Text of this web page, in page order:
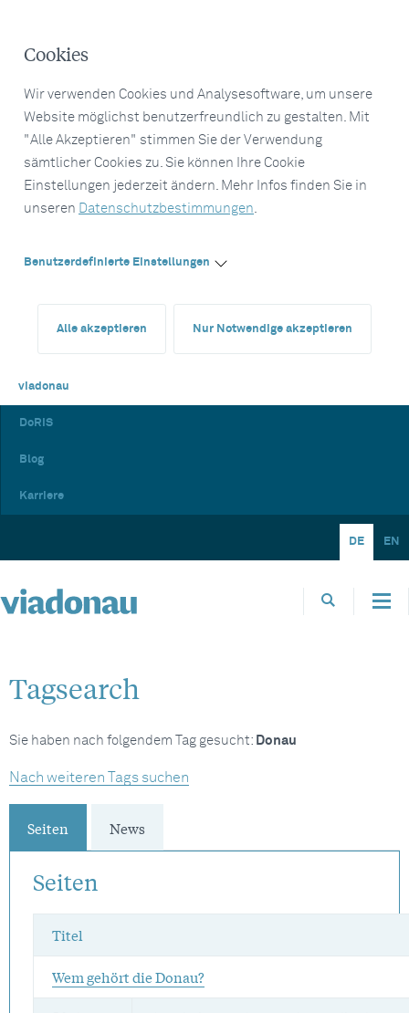
Cookies
Wir verwenden Cookies und Analysesoftware, um unsere
Website möglichst benutzerfreundlich zu gestalten. Mit
"Alle Akzeptieren" stimmen Sie der Verwendung
sämtlicher Cookies zu. Sie können Ihre Cookie
Einstellungen jederzeit ändern. Mehr Infos finden Sie in
unseren Datenschutzbestimmungen.
Benutzerdefinierte Einstellungen
Alle akzeptieren Nur Notwendige akzeptieren
viadonau
DoRIS
Blog
Karriere
DE EN
Tagsearch
Sie haben nach folgendem Tag gesucht: Donau
Nach weiteren Tags suchen
Seiten News
Seiten
Titel
Wem gehört die Donau?